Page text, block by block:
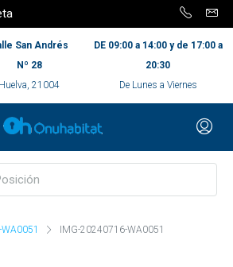
San Andrés
Nº 28
Huelva, 21004
DE 09:00 a 14:00 y de 17:00 a
20:30
De Lunes a Viernes
IMG-20240716-WA0051